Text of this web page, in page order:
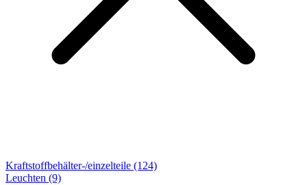
Kraftstoffbehälter-/einzelteile (124)
Leuchten (9)